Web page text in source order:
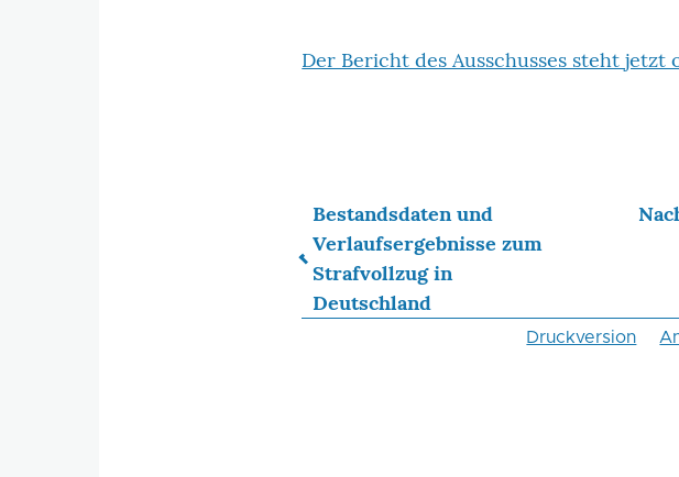
Der Bericht des Ausschusses steht jetzt
Links
für
Bestandsdaten und
Verlaufsergebnisse zum
Strafvollzug in
Deutschland
Druckversion